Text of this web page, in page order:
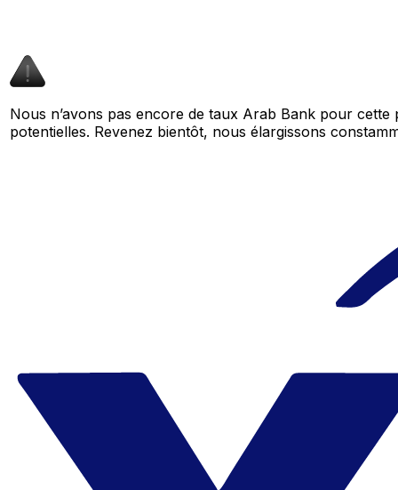
Nous n’avons pas encore de taux Arab Bank pour
potentielles. Revenez bientôt, nous élargissons